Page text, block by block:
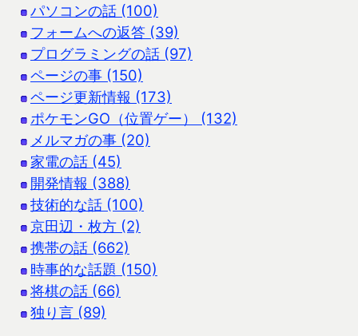
パソコンの話 (100)
フォームへの返答 (39)
プログラミングの話 (97)
ページの事 (150)
ページ更新情報 (173)
ポケモンGO（位置ゲー） (132)
メルマガの事 (20)
家電の話 (45)
開発情報 (388)
技術的な話 (100)
京田辺・枚方 (2)
携帯の話 (662)
時事的な話題 (150)
将棋の話 (66)
独り言 (89)